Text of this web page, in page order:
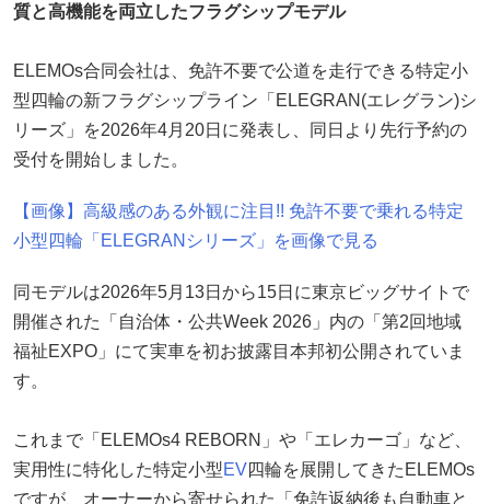
質と高機能を両立したフラグシップモデル
ELEMOs合同会社は、免許不要で公道を走行できる特定小
型四輪の新フラグシップライン「ELEGRAN(エレグラン)シ
リーズ」を2026年4月20日に発表し、同日より先行予約の
受付を開始しました。
【画像】高級感のある外観に注目!! 免許不要で乗れる特定
小型四輪「ELEGRANシリーズ」を画像で見る
同モデルは2026年5月13日から15日に東京ビッグサイトで
開催された「自治体・公共Week 2026」内の「第2回地域
福祉EXPO」にて実車を初お披露目本邦初公開されていま
す。
これまで「ELEMOs4 REBORN」や「エレカーゴ」など、
実用性に特化した特定小型EV四輪を展開してきたELEMOs
ですが、オーナーから寄せられた「免許返納後も自動車と